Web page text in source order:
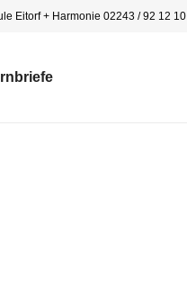
Eitorf + Harmonie 02243 / 92 12 10